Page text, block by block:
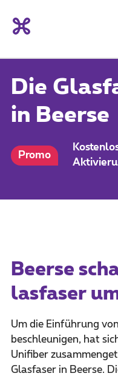
Die
in Beerse
Promo
Beerse
lasfaser
Um die Einführung
beschleunigen, hat
Unifiber
Glasfaser in Beerse.